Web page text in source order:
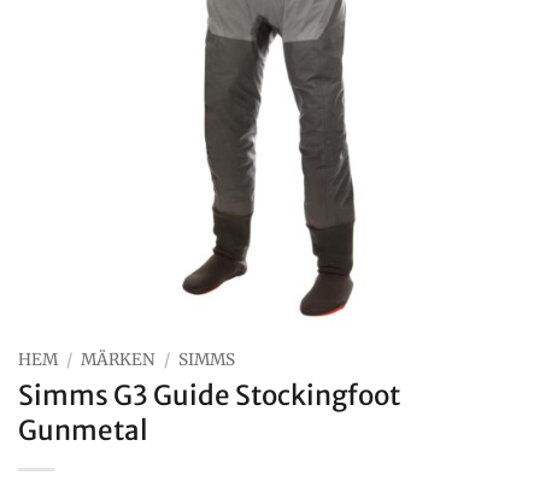
HEM / MÄRKEN / SIMMS
Simms G3 Guide Stockingfoot
Gunmetal